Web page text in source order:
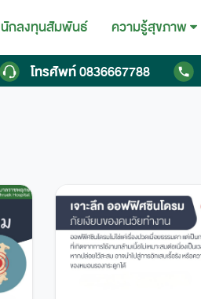
นักลงทุนสัมพันธ์ ความรู้สุขภาพ
โทรศัพท์0836667788